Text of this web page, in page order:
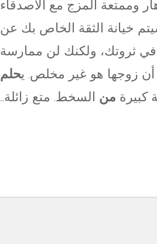
وممتعة المزج مع الأصدقاء
خيانة الثقة الخاص بك عن
ثروتك، ولكنك لن ممارسة
زوجها هو غير مخلص. يحلم
كبيرة من السخط. متع زائلة…